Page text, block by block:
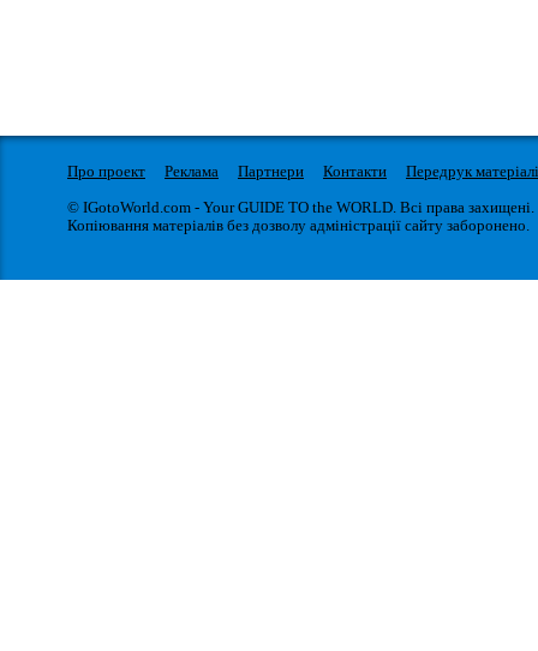
Про проект Реклама Партнери Контакти
Передрук
© IGotoWorld.com - Your GUIDE TO the WORLD. Всі права захищені.
Копіювання матеріалів без дозволу адміністрації сайту заборонено.